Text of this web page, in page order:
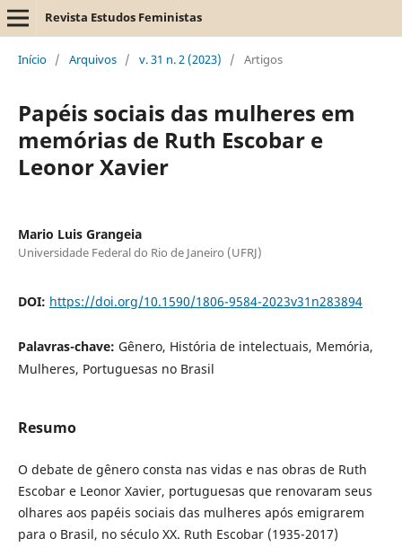
Revista Estudos Feministas
Início / Arquivos / v. 31 n. 2 (2023) / Artigos
Papéis sociais das mulheres em
memórias de Ruth Escobar e
Leonor Xavier
Mario Luis Grangeia
Universidade Federal do Rio de Janeiro (UFRJ)
DOI: https://doi.org/10.1590/1806-9584-2023v31n283894
Palavras-chave: Gênero, História de intelectuais, Memória,
Mulheres, Portuguesas no Brasil
Resumo
O debate de gênero consta nas vidas e nas obras de Ruth
Escobar e Leonor Xavier, portuguesas que renovaram seus
olhares aos papéis sociais das mulheres após emigrarem
para o Brasil, no século XX. Ruth Escobar (1935-2017)